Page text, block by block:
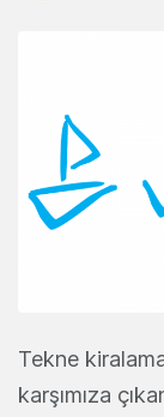
Tekne
karşımıza